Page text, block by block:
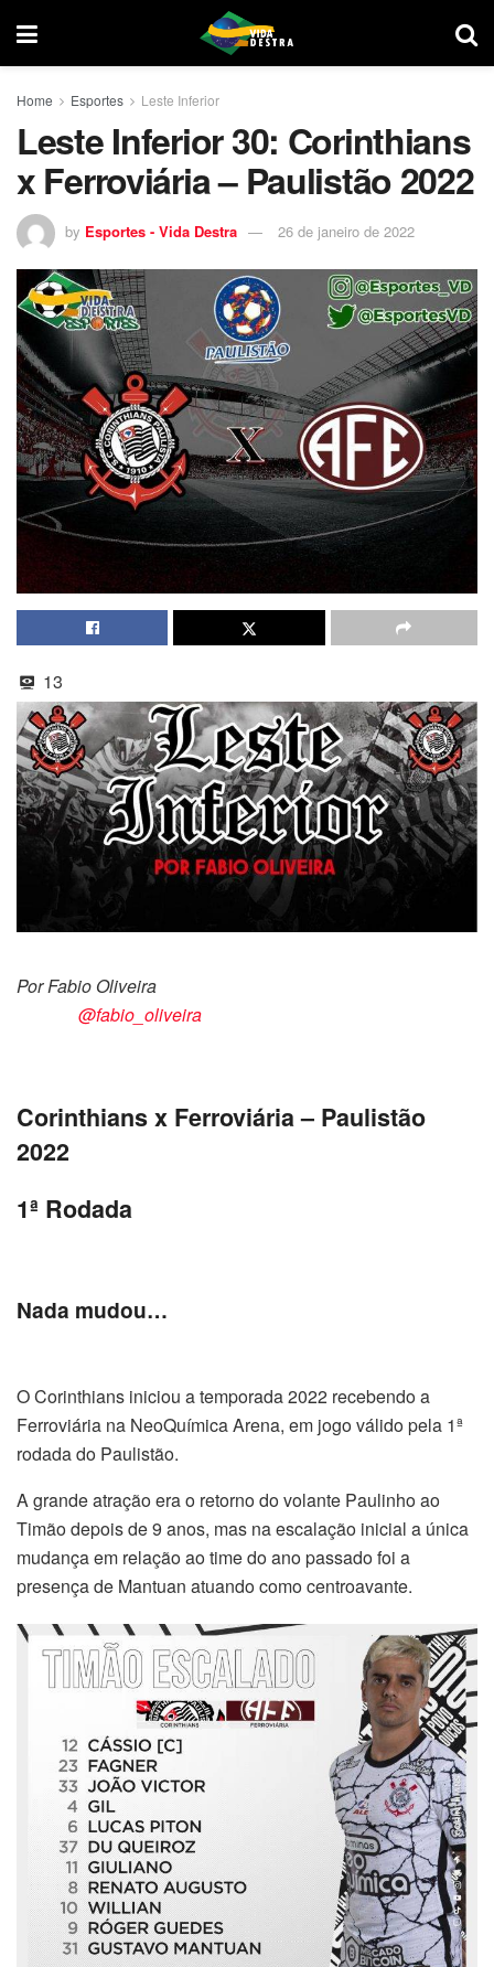
Home Esportes Leste Inferior
Leste Inferior 30: Corinthians
x Ferroviária – Paulistão 2022
by Esportes - Vida Destra 26 de janeiro de 2022
13
Por Fabio Oliveira
@fabio_oliveira
Corinthians x Ferroviária – Paulistão
2022
1ª Rodada
Nada mudou…
O Corinthians iniciou a temporada 2022 recebendo a
Ferroviária na NeoQuímica Arena, em jogo válido pela 1ª
rodada do Paulistão.
A grande atração era o retorno do volante Paulinho ao
Timão depois de 9 anos, mas na escalação inicial a única
mudança em relação ao time do ano passado foi a
presença de Mantuan atuando como centroavante.